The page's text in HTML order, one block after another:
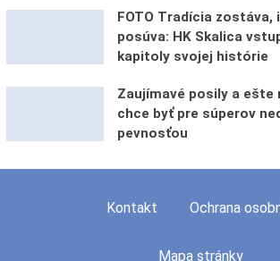
FOTO Tradícia
posúva: HK Skalica
kapitoly svojej histórie
Zaujímavé posily a ešte
chce byť pre súperov
pevnosťou
Kontakt Ochrana
Mapa stránky